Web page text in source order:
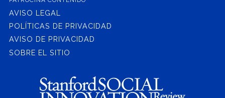
AVISO LEGAL
POLÍTICAS DE PRIVACIDAD
AVISO DE PRIVACIDAD
SOBRE EL SITIO